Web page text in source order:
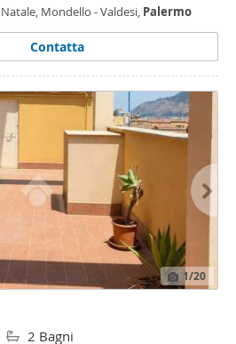
Mondello - Valdesi, Palermo
Contatta
1/20
2 Bagni